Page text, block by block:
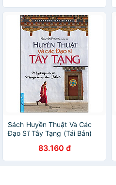
Sách Huyền Thuật Và Các
Đạo Sĩ Tây Tạng (Tái Bản)
83.160 đ